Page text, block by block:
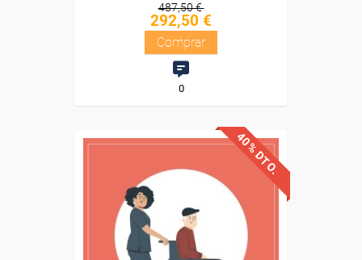
487,50 €
292,50 €
Comprar
0
40% DTO.
Descuentos especiales
Sin requisitos de acceso